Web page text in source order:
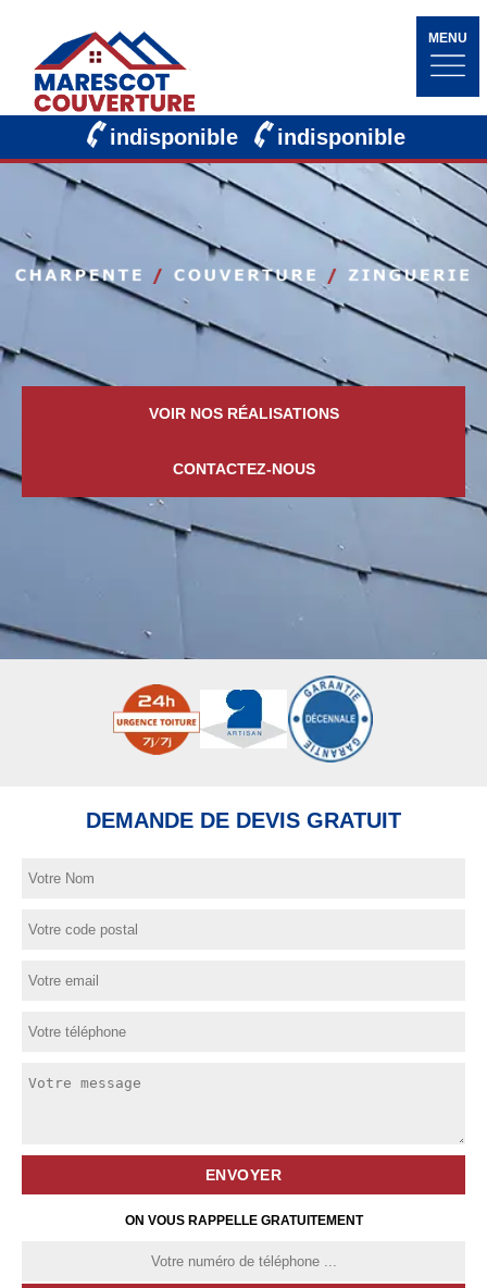
MENU
indisponible indisponible
VOIR NOS RÉALISATIONS
CONTACTEZ-NOUS
DEMANDE DE DEVIS GRATUIT
ON VOUS RAPPELLE GRATUITEMENT